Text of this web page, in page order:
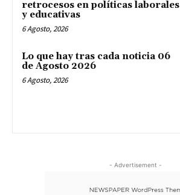
retrocesos en políticas laborales
y educativas
6 Agosto, 2026
Lo que hay tras cada noticia 06
de Agosto 2026
6 Agosto, 2026
- Advertisement -